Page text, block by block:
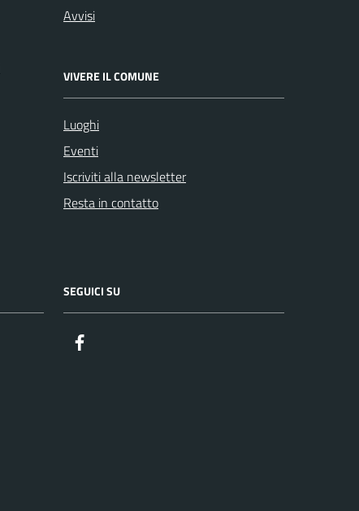
Avvisi
VIVERE IL COMUNE
Luoghi
Eventi
Iscriviti alla newsletter
Resta in contatto
SEGUICI SU